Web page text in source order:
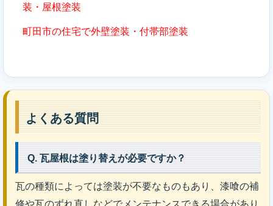
装・屋根塗装
町田市の住宅で外壁塗装・付帯部塗装
よくある質問
Q. 瓦屋根は塗り替えが必要ですか？
瓦の種類によっては塗装が不要なものもあり、漆喰の補
修や瓦のずれ直しなどでメンテナンスできる場合があり